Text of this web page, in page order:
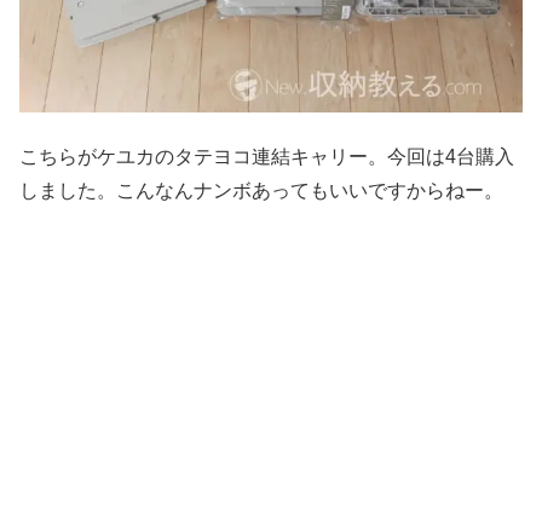
こちらがケユカのタテヨコ連結キャリー。今回は4台購入
しました。こんなんナンボあってもいいですからねー。